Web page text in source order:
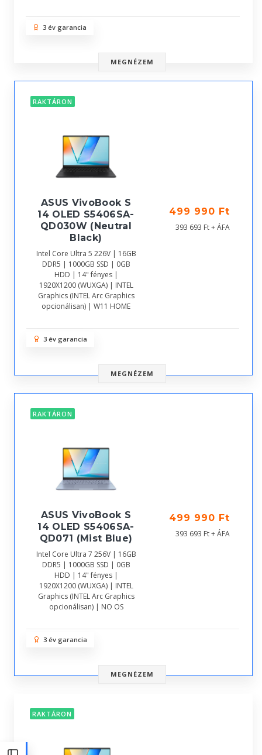
3 év garancia
MEGNÉZEM
RAKTÁRON
ASUS VivoBook S
14 OLED S5406SA-
QD030W (Neutral
Black)
Intel Core Ultra 5 226V | 16GB
DDR5 | 1000GB SSD | 0GB
HDD | 14" fényes |
1920X1200 (WUXGA) | INTEL
Graphics (INTEL Arc Graphics
opcionálisan) | W11 HOME
499 990 Ft
393 693 Ft + ÁFA
3 év garancia
MEGNÉZEM
RAKTÁRON
ASUS VivoBook S
14 OLED S5406SA-
QD071 (Mist Blue)
Intel Core Ultra 7 256V | 16GB
DDR5 | 1000GB SSD | 0GB
HDD | 14" fényes |
1920X1200 (WUXGA) | INTEL
Graphics (INTEL Arc Graphics
opcionálisan) | NO OS
499 990 Ft
393 693 Ft + ÁFA
3 év garancia
MEGNÉZEM
RAKTÁRON